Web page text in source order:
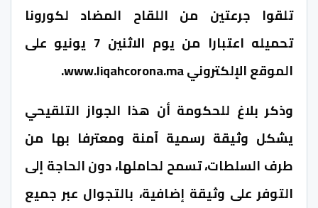
تلقوا جرعتين من اللقاح المضاد لكورونا
تحميله اعتبارا من يوم الاثنين 7 يونيو على
الموقع الإلكتروني www.liqahcorona.ma.
وذكر بلاغ للحكومة أن هذا الجواز التلقيحي
يشكل وثيقة رسمية آمنة ومعترفا بها من
طرف السلطات، تسمح لحاملها، دون الحاجة إلى
التوفر على وثيقة إضافية، بالتجوال عبر جميع